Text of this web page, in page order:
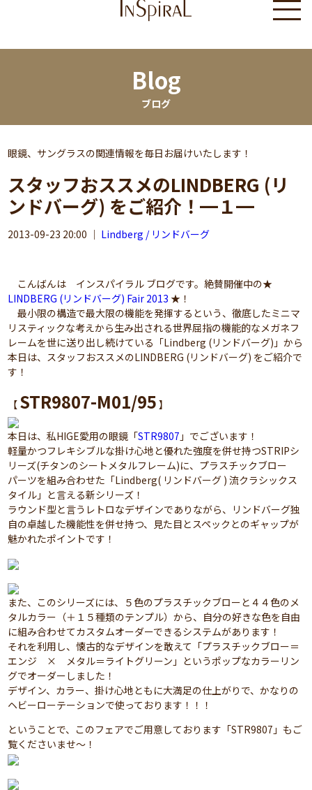
Blog
ブログ
眼鏡、サングラスの関連情報を毎日お届けいたします！
スタッフおススメのLINDBERG (リ
ンドバーグ) をご紹介！━１━
2013-09-23 20:00 ｜ Lindberg / リンドバーグ
こんばんは インスパイラル ブログです。絶賛開催中の★
LINDBERG (リンドバーグ) Fair 2013 ★！
最小限の構造で最大限の機能を発揮するという、徹底したミニマ
リスティックな考えから生み出される世界屈指の機能的なメガネフ
レームを世に送り出し続けている「Lindberg (リンドバーグ)」から
本日は、スタッフおススメのLINDBERG (リンドバーグ) をご紹介で
す！
【 STR9807-M01/95 】
本日は、私HIGE愛用の眼鏡「STR9807 」でございます！
軽量かつフレキシブルな掛け心地と優れた強度を併せ持つSTRIPシ
リーズ(チタンのシートメタルフレーム)に、プラスチックブロー
パーツを組み合わせた「Lindberg( リンドバーグ ) 流クラシックス
タイル」と言える新シリーズ！
ラウンド型と言うレトロなデザインでありながら、リンドバーグ独
自の卓越した機能性を併せ持つ、見た目とスペックとのギャップが
魅かれたポイントです！
また、このシリーズには、５色のプラスチックブローと４４色のメ
タルカラー（＋１５種類のテンプル）から、自分の好きな色を自由
に組み合わせてカスタムオーダーできるシステムがあります！
それを利用し、懐古的なデザインを敢えて「プラスチックブロー＝
エンジ × メタル＝ライトグリーン」というポップなカラーリン
グでオーダーしました！
デザイン、カラー、掛け心地ともに大満足の仕上がりで、かなりの
ヘビーローテーションで使っております！！！
ということで、このフェアでご用意しております「STR9807」もご
覧くださいませ～！